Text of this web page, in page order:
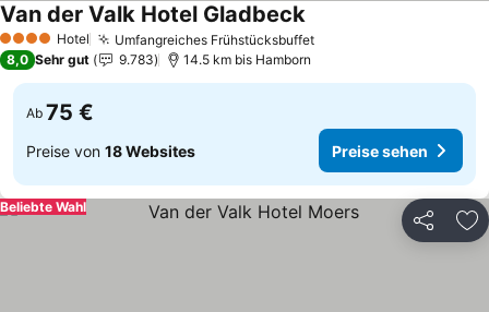
4 Sterne Hotel Umfangreiches FrühstücksbuffetPreise sehen
Van der Valk Hotel GladbeckPreise sehen
8,0 Sehr gut 9.783 14.5 km bis Hamborn
Ab 75 €
Preise von 18 Websites Preise sehen
Teilen
Beliebte Wahl